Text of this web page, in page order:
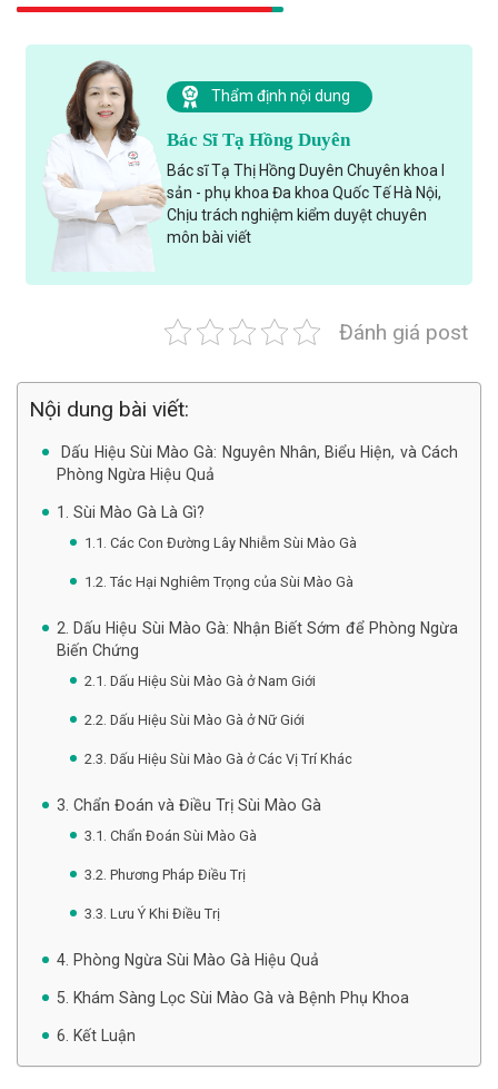
Thẩm định nội dung
Bác Sĩ Tạ Hồng Duyên
Bác sĩ Tạ Thị Hồng Duyên Chuyên khoa I
sản - phụ khoa Đa khoa Quốc Tế Hà Nội,
Chịu trách nghiệm kiểm duyệt chuyên
môn bài viết
Đánh giá post
Nội dung bài viết:
Dấu Hiệu Sùi Mào Gà: Nguyên Nhân, Biểu Hiện, và Cách
Phòng Ngừa Hiệu Quả
1. Sùi Mào Gà Là Gì?
1.1. Các Con Đường Lây Nhiễm Sùi Mào Gà
1.2. Tác Hại Nghiêm Trọng của Sùi Mào Gà
2. Dấu Hiệu Sùi Mào Gà: Nhận Biết Sớm để Phòng Ngừa
Biến Chứng
2.1. Dấu Hiệu Sùi Mào Gà ở Nam Giới
2.2. Dấu Hiệu Sùi Mào Gà ở Nữ Giới
2.3. Dấu Hiệu Sùi Mào Gà ở Các Vị Trí Khác
3. Chẩn Đoán và Điều Trị Sùi Mào Gà
3.1. Chẩn Đoán Sùi Mào Gà
3.2. Phương Pháp Điều Trị
3.3. Lưu Ý Khi Điều Trị
4. Phòng Ngừa Sùi Mào Gà Hiệu Quả
5. Khám Sàng Lọc Sùi Mào Gà và Bệnh Phụ Khoa
6. Kết Luận